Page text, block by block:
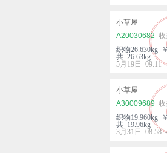
小草屋
A20030682
织物26.630kg
共 26.63kg
5月19日 09:11
小草屋
A30009689
织物19.960kg
共 19.96kg
3月31日 08:58